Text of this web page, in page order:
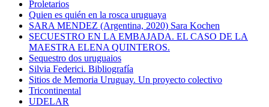
Proletarios
Quien es quién en la rosca uruguaya
SARA MENDEZ (Argentina, 2020) Sara Kochen
SECUESTRO EN LA EMBAJADA. EL CASO DE LA
MAESTRA ELENA QUINTEROS.
Sequestro dos uruguaios
Silvia Federici. Bibliografía
Sitios de Memoria Uruguay. Un proyecto colectivo
Tricontinental
UDELAR